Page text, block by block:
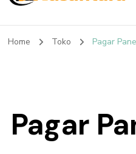
Home Toko Pagar
Pagar